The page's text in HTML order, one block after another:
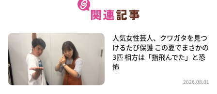
人気女性芸人、クワガタを見つ
けるたび保護 この夏でまさかの
3匹 相方は「指飛んでた」と恐
怖
2026.08.01